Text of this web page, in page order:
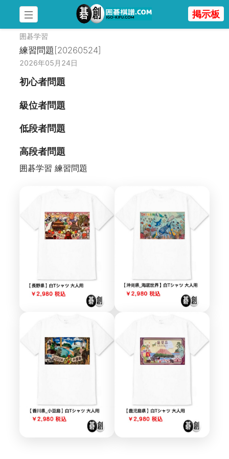
掲示板
囲碁学習
練習問題[20260524]
2026年05月24日
初心者問題
級位者問題
低段者問題
高段者問題
囲碁学習 練習問題